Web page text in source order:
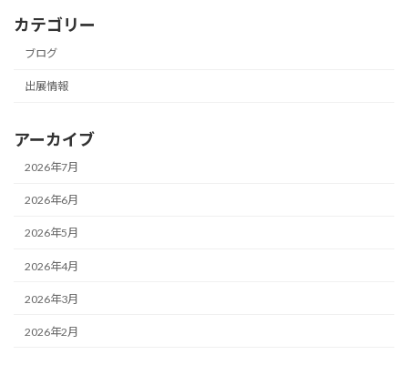
カテゴリー
ブログ
出展情報
アーカイブ
2026年7月
2026年6月
2026年5月
2026年4月
2026年3月
2026年2月